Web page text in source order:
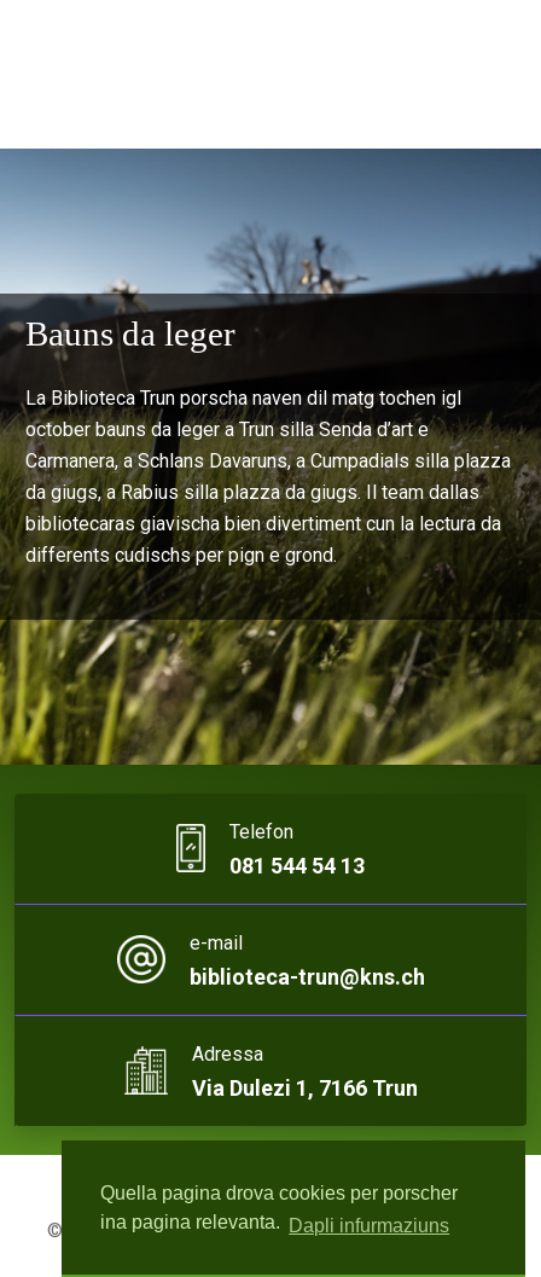
Quella pagina drova cookies per porscher
ina pagina relevanta. Dapli infurmaziuns
Bauns da leger
La Biblioteca Trun porscha naven dil matg tochen igl
october bauns da leger a Trun silla Senda d’art e
Carmanera, a Schlans Davaruns, a Cumpadials silla plazza
da giugs, a Rabius silla plazza da giugs. Il team dallas
bibliotecaras giavischa bien divertiment cun la lectura da
differents cudischs per pign e grond.
Telefon
081 544 54 13
e-mail
biblioteca-trun@kns.ch
Adressa
Via Dulezi 1, 7166 Trun
© 2026 Biblioteca Trun | Webdesign:rute4.ch - Roger